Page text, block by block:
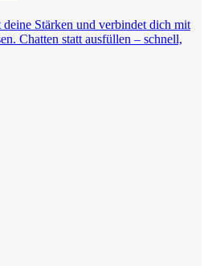
Stärken und verbindet dich mit
Chatten statt ausfüllen – schnell,